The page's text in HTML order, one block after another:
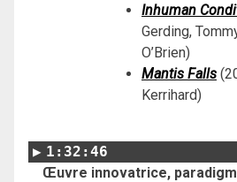
Inhuman
Gerding,
O’Brien)
Mantis Falls
Kerrihard)
1:32:46
Œuvre innovatrice,